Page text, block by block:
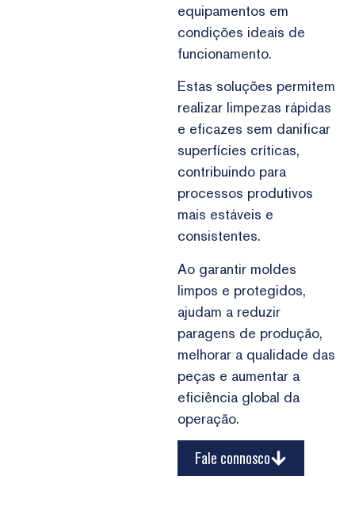
equipamentos em
condições ideais de
funcionamento.
Estas soluções permitem
realizar limpezas rápidas
e eficazes sem danificar
superfícies críticas,
contribuindo para
processos produtivos
mais estáveis e
consistentes.
Ao garantir moldes
limpos e protegidos,
ajudam a reduzir
paragens de produção,
melhorar a qualidade das
peças e aumentar a
eficiência global da
operação.
Fale connosco